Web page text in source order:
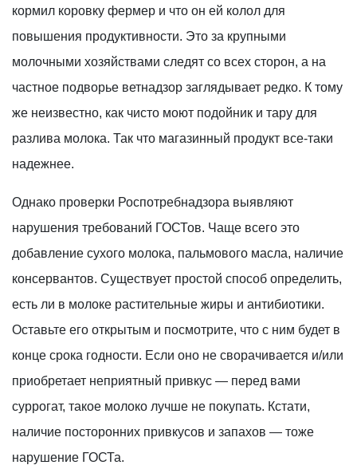
кормил коровку фермер и что он ей колол для
повышения продуктивности. Это за крупными
молочными хозяйствами следят со всех сторон, а на
частное подворье ветнадзор заглядывает редко. К тому
же неизвестно, как чисто моют подойник и тару для
разлива молока. Так что магазинный продукт все-таки
надежнее.
Однако проверки Роспотребнадзора выявляют
нарушения требований ГОСТов. Чаще всего это
добавление сухого молока, пальмового масла, наличие
консервантов. Существует простой способ определить,
есть ли в молоке растительные жиры и антибиотики.
Оставьте его открытым и посмотрите, что с ним будет в
конце срока годности. Если оно не сворачивается и/или
приобретает неприятный привкус — перед вами
суррогат, такое молоко лучше не покупать. Кстати,
наличие посторонних привкусов и запахов — тоже
нарушение ГОСТа.